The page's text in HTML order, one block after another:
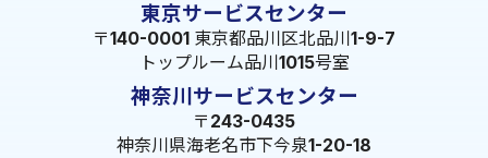
東京サービスセンター
〒140-0001 東京都品川区北品川1-9-7
トップルーム品川1015号室
神奈川サービスセンター
〒243-0435
神奈川県海老名市下今泉1-20-18